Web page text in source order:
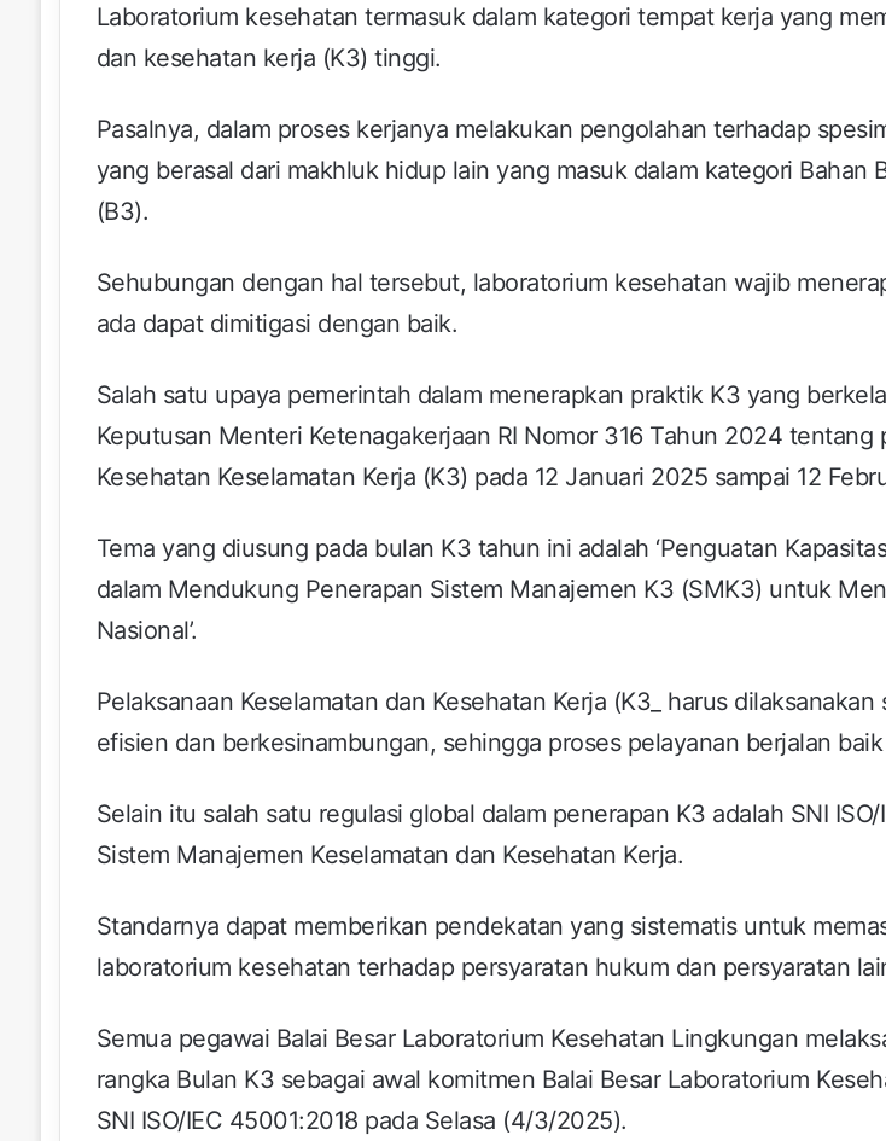
Laboratorium kesehatan termasuk dalam kategori tempat kerja yang
dan kesehatan kerja (K3) tinggi.
Pasalnya, dalam proses kerjanya melakukan pengolahan terhadap
yang berasal dari makhluk hidup lain yang masuk dalam kategori Bahan
(B3).
Sehubungan dengan hal tersebut, laboratorium kesehatan wajib
ada dapat dimitigasi dengan baik.
Salah satu upaya pemerintah dalam menerapkan praktik K3 yang
Keputusan Menteri Ketenagakerjaan RI Nomor 316 Tahun 2024 tentang
Kesehatan Keselamatan Kerja (K3) pada 12 Januari 2025 sampai 12
Tema yang diusung pada bulan K3 tahun ini adalah ‘Penguatan
dalam Mendukung Penerapan Sistem Manajemen K3 (SMK3) untuk
Nasional’.
Pelaksanaan Keselamatan dan Kesehatan Kerja (K3_ harus
efisien dan berkesinambungan, sehingga proses pelayanan berjalan
Selain itu salah satu regulasi global dalam penerapan K3 adalah SNI
Sistem Manajemen Keselamatan dan Kesehatan Kerja.
Standarnya dapat memberikan pendekatan yang sistematis untuk
laboratorium kesehatan terhadap persyaratan hukum dan persyaratan
Semua pegawai Balai Besar Laboratorium Kesehatan Lingkungan
rangka Bulan K3 sebagai awal komitmen Balai Besar Laboratorium
SNI ISO/IEC 45001:2018 pada Selasa (4/3/2025).